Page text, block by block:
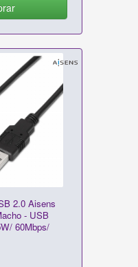
2.0 Aisens
- USB
60Mbps/